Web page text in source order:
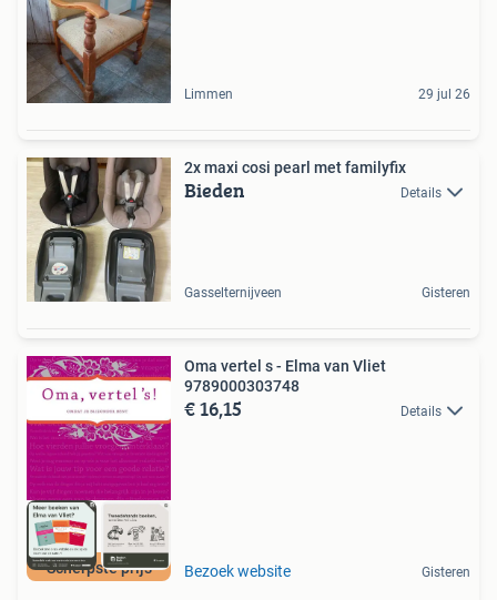
Limmen 29 jul 26
2x maxi cosi pearl met familyfix
Bieden Details
Gasselternijveen Gisteren
Scherpste prijs
Oma vertel s - Elma van Vliet
9789000303748
€ 16,15 Details
Bezoek website Gisteren